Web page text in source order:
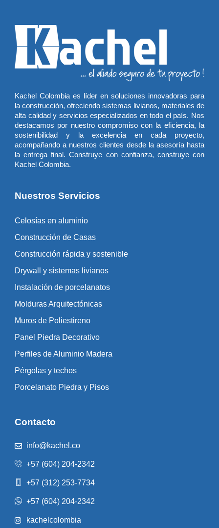
Kachel Colombia es líder en soluciones innovadoras para
la construcción, ofreciendo sistemas livianos, materiales de
alta calidad y servicios especializados en todo el país. Nos
destacamos por nuestro compromiso con la eficiencia, la
sostenibilidad y la excelencia en cada proyecto,
acompañando a nuestros clientes desde la asesoría hasta
la entrega final. Construye con confianza, construye con
Kachel Colombia.
Nuestros Servicios
Celosías en aluminio
Construcción de Casas
Construcción rápida y sostenible
Drywall y sistemas livianos
Instalación de porcelanatos
Molduras Arquitectónicas
Muros de Poliestireno
Panel Piedra Decorativo
Perfiles de Aluminio Madera
Pérgolas y techos
Porcelanato Piedra y Pisos
Contacto
info@kachel.co
+57 (604) 204-2342
+57 (312) 253-7734
+57 (604) 204-2342
kachelcolombia